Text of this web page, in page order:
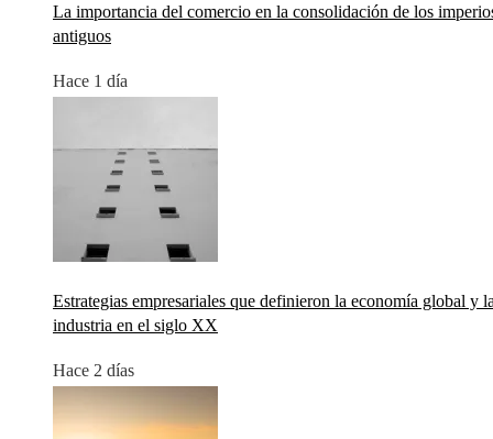
La importancia del comercio en la consolidación de los
antiguos
Hace 1 día
Estrategias empresariales que definieron la economía global y
industria en el siglo XX
Hace 2 días